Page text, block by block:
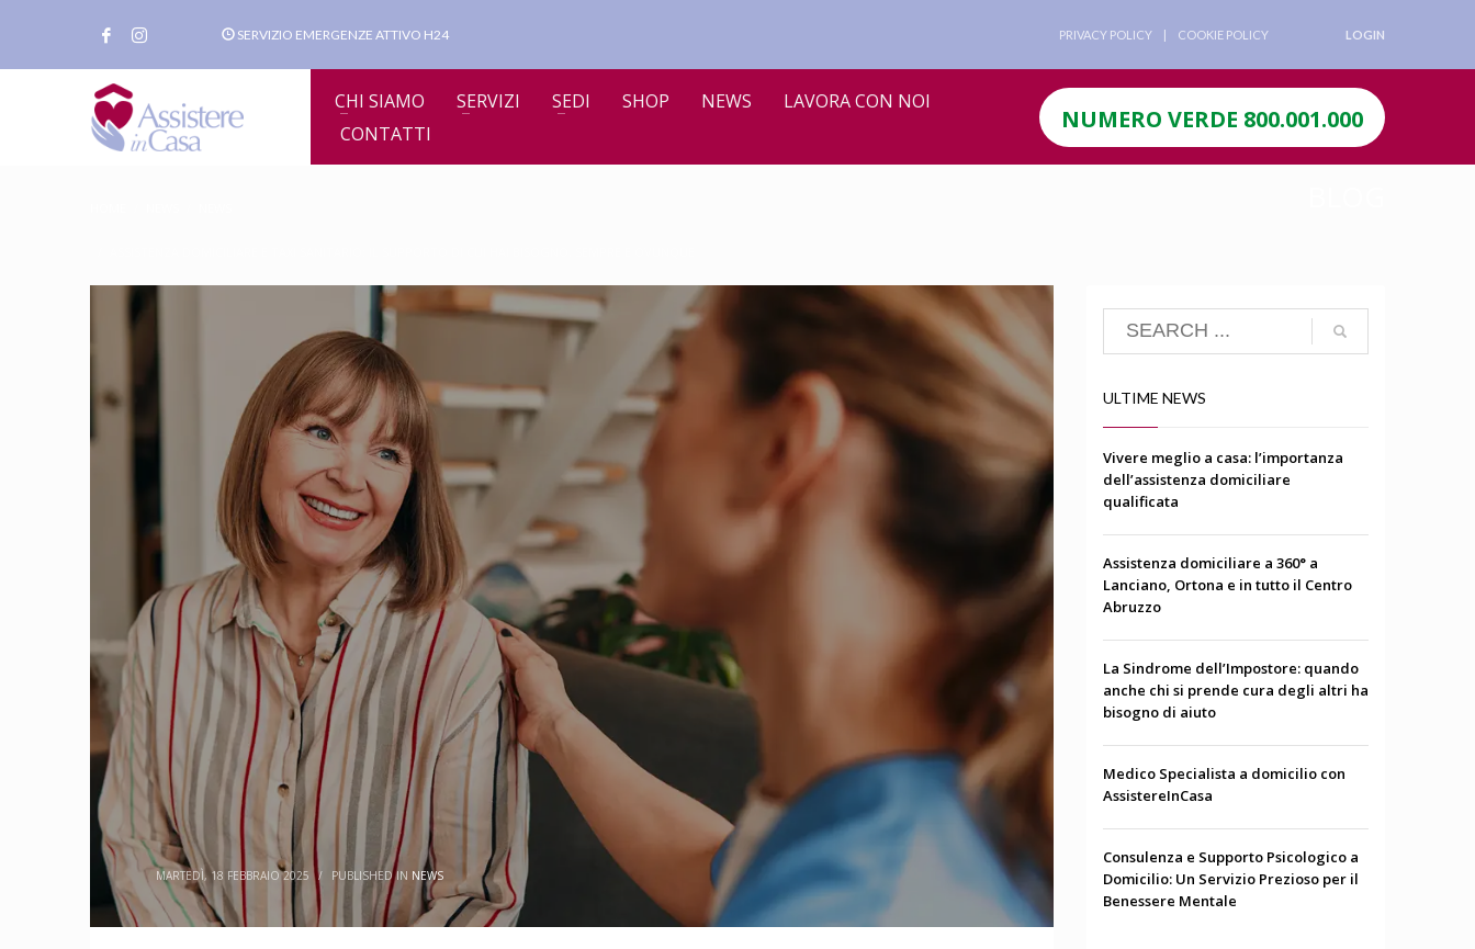
SERVIZIO EMERGENZE ATTIVO H24 PRIVACY POLICY COOKIE POLICY LOGIN
CHI SIAMO SERVIZI SEDI SHOP NEWS
LAVORA CON NOI
CONTATTI
NUMERO VERDE 800.001.000
MARTEDÌ, 18 FEBBRAIO 2025 / PUBLISHED IN NEWS
ULTIME NEWS
Vivere meglio a casa: l’importanza
dell’assistenza domiciliare
qualificata
Assistenza domiciliare a 360° a
Lanciano, Ortona e in tutto il Centro
Abruzzo
La Sindrome dell’Impostore: quando
anche chi si prende cura degli altri ha
bisogno di aiuto
Medico Specialista a domicilio con
AssistereInCasa
Consulenza e Supporto Psicologico a
Domicilio: Un Servizio Prezioso per il
Benessere Mentale